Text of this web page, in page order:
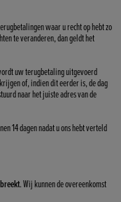
waar u recht op hebt zo
te veranderen, dan geldt het
uw terugbetaling uitgevoerd
of, indien dit eerder is, de dag
naar het juiste adres van de
14 dagen nadat u ons hebt verteld
. Wij kunnen de overeenkomst